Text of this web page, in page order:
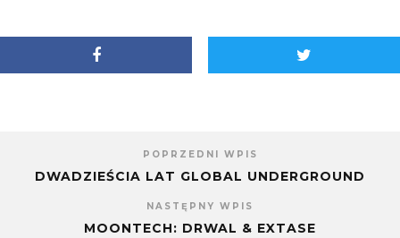
oknie) nowym
POPRZEDNI WPIS
DWADZIEŚCIA LAT GLOBAL UNDERGROUND
NASTĘPNY WPIS
MOONTECH: DRWAL & EXTASE